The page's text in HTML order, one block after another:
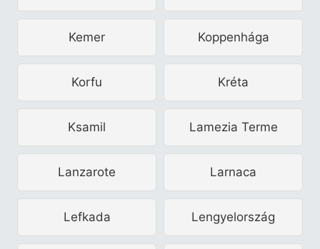
Kemer Koppenhága
Korfu Kréta
Ksamil Lamezia Terme
Lanzarote Larnaca
Lefkada Lengyelország